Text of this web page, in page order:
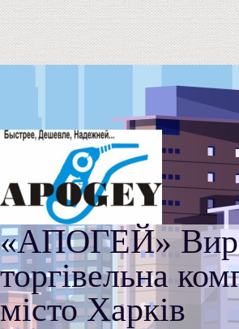
«АПОГЕЙ»
торгівельна
місто Харків